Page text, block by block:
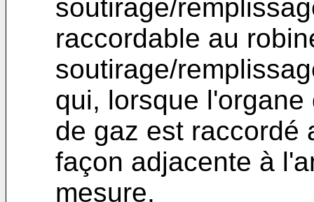
soutirage/
raccordable au
soutirage/
qui, lorsque
de gaz est raccordé
façon adjacente à
mesure,